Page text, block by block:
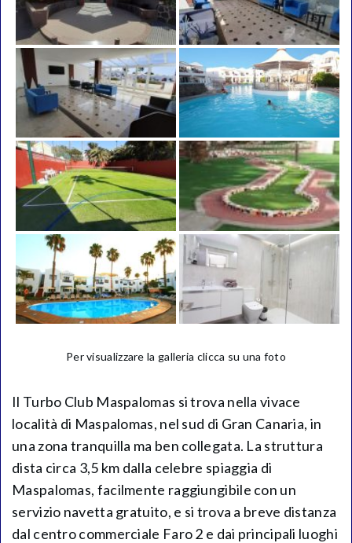
Per visualizzare la galleria clicca su una foto
Il Turbo Club Maspalomas si trova nella vivace
località di Maspalomas, nel sud di Gran Canaria, in
una zona tranquilla ma ben collegata. La struttura
dista circa 3,5 km dalla celebre spiaggia di
Maspalomas, facilmente raggiungibile con un
servizio navetta gratuito, e si trova a breve distanza
dal centro commerciale Faro 2 e dai principali luoghi